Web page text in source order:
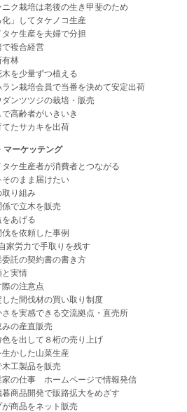
ク栽培は老後の生き甲斐のため
」してタケノコ生産
ケ生産を夫婦で分担
複合経営
林
を少量ずつ植える
ン栽培会員で当番を決めて安定出荷
ンツツジの栽培・販売
高齢者がいきいき
てたサカキを出荷
ーケッテング
タケ生産者が消費者とつながる
のまま届けたい
り組み
で立木を販売
あげる
を依頼した事例
家労力で手取りを残す
託の契約書の書き方
実情
の注意点
た間伐材の買い取り制度
を実感できる交流拠点・直売所
の産直販売
を出して８桁の売り上げ
かした山菜生産
工製品を販売
家の仕事 ホームページで情報発信
商品開発で販路拡大をめざす
商品をネット販売